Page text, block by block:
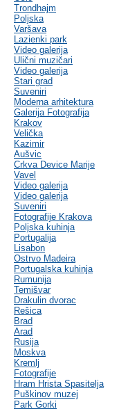
Trondhajm
Poljska
Varšava
Lazienki park
Video galerija
Ulični muzičari
Video galerija
Stari grad
Suveniri
Moderna arhitektura
Galerija Fotografija
Krakov
Velička
Kazimir
Aušvic
Crkva Device Marije
Vavel
Video galerija
Video galerija
Suveniri
Fotografije Krakova
Poljska kuhinja
Portugalija
Lisabon
Ostrvo Madeira
Portugalska kuhinja
Rumunija
Temišvar
Drakulin dvorac
Rešica
Brad
Arad
Rusija
Moskva
Kremlj
Fotografije
Hram Hrista Spasitelja
Puškinov muzej
Park Gorki